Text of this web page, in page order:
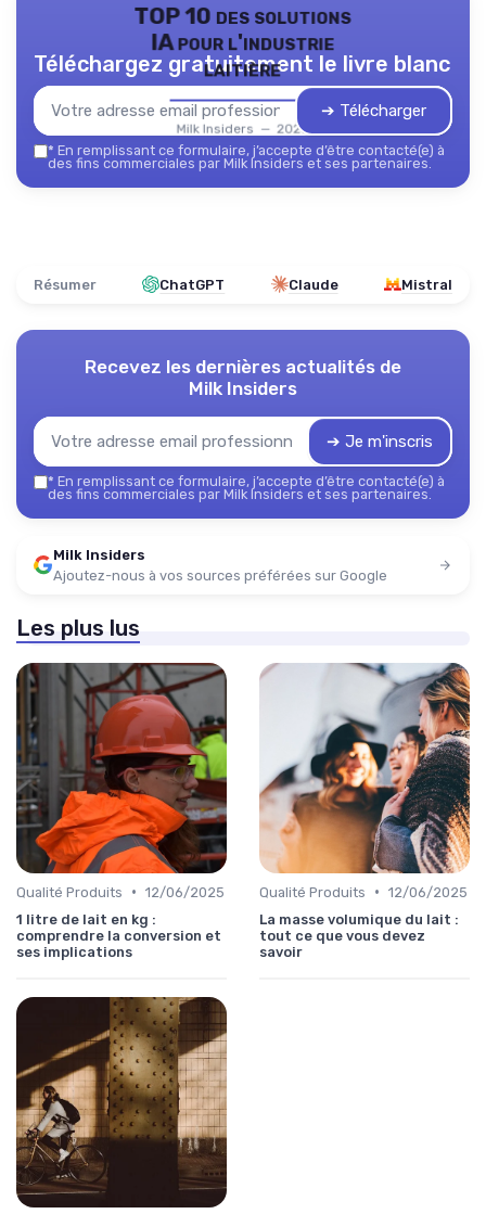
TOP 10 des solutions
IA pour l'industrie
laitière
Milk Insiders — 2026
Téléchargez gratuitement le livre blanc
➔ Télécharger
* En remplissant ce formulaire, j’accepte d’être contacté(e) à
des fins commerciales par Milk Insiders et ses partenaires.
Résumer ChatGPT Claude Mistral
Recevez les dernières actualités de
Milk Insiders
➔ Je m'inscris
* En remplissant ce formulaire, j’accepte d’être contacté(e) à
des fins commerciales par Milk Insiders et ses partenaires.
Milk Insiders
Ajoutez-nous à vos sources préférées sur Google
Les plus lus
Qualité Produits • 12/06/2025
1 litre de lait en kg :
comprendre la conversion et
ses implications
Qualité Produits • 12/06/2025
La masse volumique du lait :
tout ce que vous devez
savoir